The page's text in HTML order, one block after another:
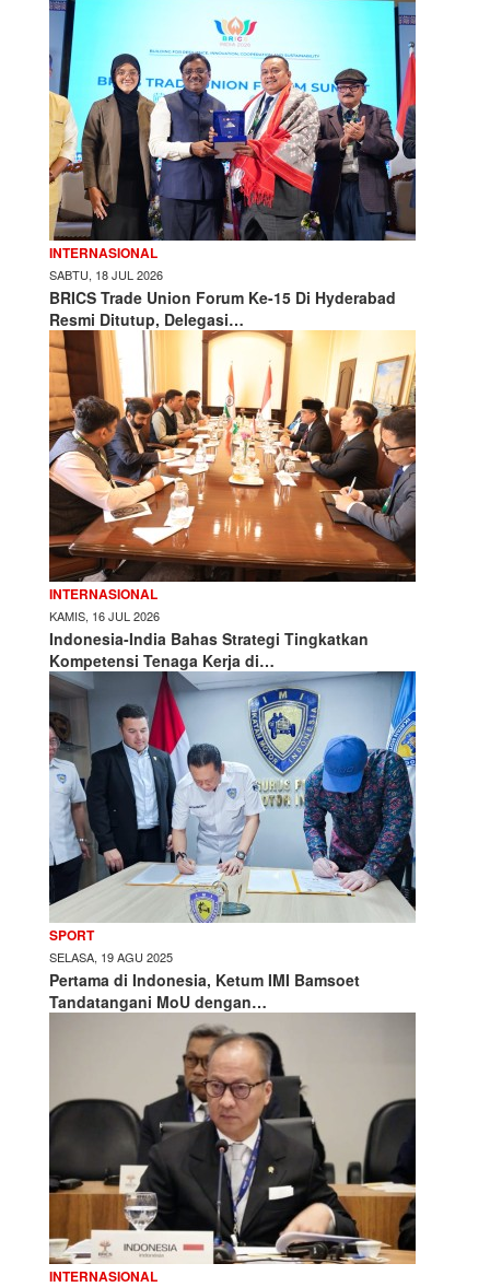
INTERNASIONAL
SABTU, 18 JUL 2026
BRICS Trade Union Forum Ke-15 Di Hyderabad
Resmi Ditutup, Delegasi…
INTERNASIONAL
KAMIS, 16 JUL 2026
Indonesia-India Bahas Strategi Tingkatkan
Kompetensi Tenaga Kerja di…
SPORT
SELASA, 19 AGU 2025
Pertama di Indonesia, Ketum IMI Bamsoet
Tandatangani MoU dengan…
INTERNASIONAL